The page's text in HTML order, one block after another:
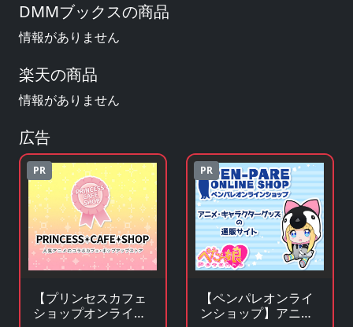
DMMブックスの商品
情報がありません
楽天の商品
情報がありません
広告
PR
【プリンセスカフェ
ショップオンライ
PR
【ペンパレオンライ
ンショップ】アニ